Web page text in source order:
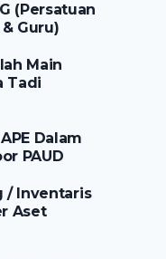
(Persatuan
Guru)
Main
Tadi
Dalam
PAUD
/ Inventaris
Aset